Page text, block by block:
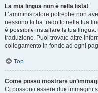
La mia lingua non è nella lista!
L’amministratore potrebbe non
nessuno lo ha tradotto nella tua
è possibile installare la tua
traduzione. Puoi trovare altre
collegamento in fondo ad ogni
Top
Come posso mostrare
Ci possono essere due immagini